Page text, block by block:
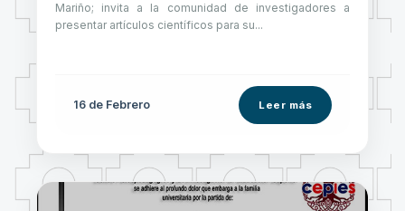
Mariño; invita a la comunidad de investigadores a
presentar artículos científicos para su...
16 de Febrero Leer más